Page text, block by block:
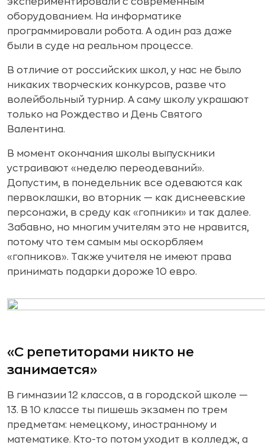
оборудованием. На информатике
программировали робота. А один раз даже
были в суде на реальном процессе.
В отличие от российских школ, у нас не было
никаких творческих конкурсов, разве что
волейбольный турнир. А саму школу украшают
только на Рождество и День Святого
Валентина.
В момент окончания школы выпускники
устраивают «неделю переодеваний».
Допустим, в понедельник все одеваются как
первоклашки, во вторник — как диснеевские
персонажи, в среду как «гопники» и так далее.
Забавно, но многим учителям это не нравится,
потому что тем самым мы оскорбляем
«гопников». Также учителя не имеют права
принимать подарки дороже 10 евро.
«С репетиторами никто не
занимается»
В гимназии 12 классов, а в городской школе —
13. В 10 классе ты пишешь экзамен по трем
предметам: немецкому, иностранному и
математике. Кто-то потом уходит в колледж, а